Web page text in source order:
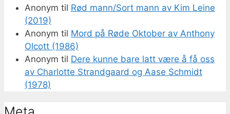
Anonym til Rød mann/Sort mann av Kim Leine
(2019)
Anonym til Mord på Røde Oktober av Anthony
Olcott (1986)
Anonym til Dere kunne bare latt være å få oss
av Charlotte Strandgaard og Aase Schmidt
(1978)